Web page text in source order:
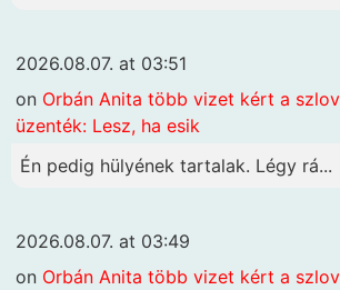
2026.08.07. at 03:51
on Orbán Anita több vizet kért a
üzenték: Lesz, ha esik
Én pedig hülyének tartalak. Légy rá...
2026.08.07. at 03:49
on Orbán Anita több vizet kért a